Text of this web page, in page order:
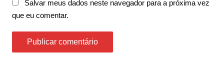
Salvar meus dados neste navegador para a próxima vez
que eu comentar.